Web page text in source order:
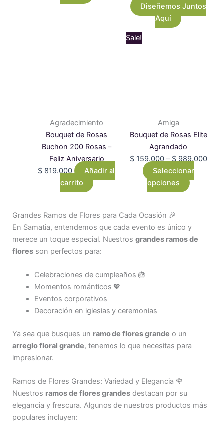
Diseñemos Juntos
Aquí
Agradecimiento
Bouquet de Rosas
Buchon 200 Rosas –
Feliz Aniversario
$ 819.000
Añadir al
carrito
Sale!
Amiga
Bouquet de Rosas Elite
Agrandado
$159.000 – $989.000
Seleccionar
opciones
pueden
en
la
página
Grandes Ramos de Flores para Cada Ocasión 🎉
En Samatia, entendemos que cada evento es único y
merece un toque especial. Nuestros grandes ramos de
flores son perfectos para:
Celebraciones de cumpleaños 🎂
Momentos románticos 💖
Eventos corporativos
Decoración en iglesias y ceremonias
Ya sea que busques un ramo de flores grande o un
arreglo floral grande, tenemos lo que necesitas para
impresionar.
Ramos de Flores Grandes: Variedad y Elegancia 🌹
Nuestros ramos de flores grandes destacan por su
elegancia y frescura. Algunos de nuestros productos más
populares incluyen: